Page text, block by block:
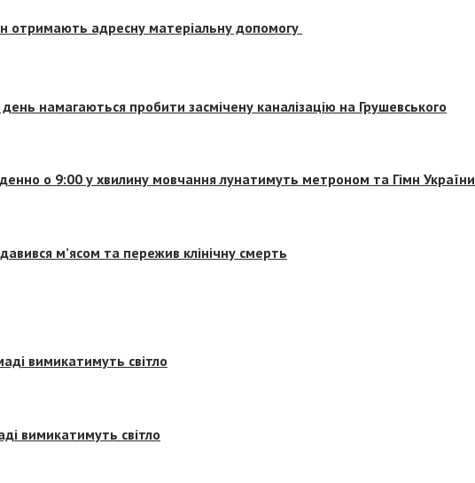
адресну матеріальну допомогу
намагаються пробити засмічену каналізацію на Грушевського
о 9:00 у хвилину мовчання лунатимуть метроном та Гімн України
м’ясом та пережив клінічну смерть
вимикатимуть світло
вимикатимуть світло